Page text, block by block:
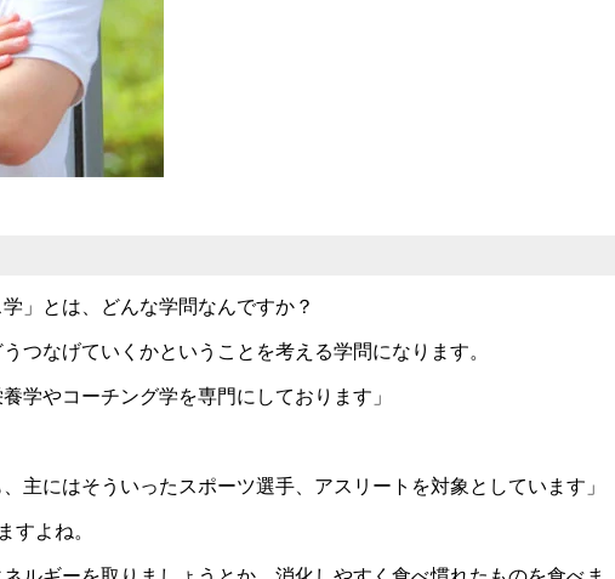
」とは、どんな学問なんですか？
つなげていくかということを考える学問になります。
学やコーチング学を専門にしております」
主にはそういったスポーツ選手、アスリートを対象としています」
すよね。